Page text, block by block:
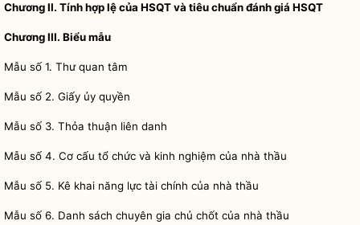
Chương II. Tính hợp lệ của HSQT và tiêu chuẩn đánh giá HSQT
Chương III. Biểu mẫu
Mẫu số 1. Thư quan tâm
Mẫu số 2. Giấy ủy quyền
Mẫu số 3. Thỏa thuận liên danh
Mẫu số 4. Cơ cấu tổ chức và kinh nghiệm của nhà thầu
Mẫu số 5. Kê khai năng lực tài chính của nhà thầu
Mẫu số 6. Danh sách chuyên gia chủ chốt của nhà thầu